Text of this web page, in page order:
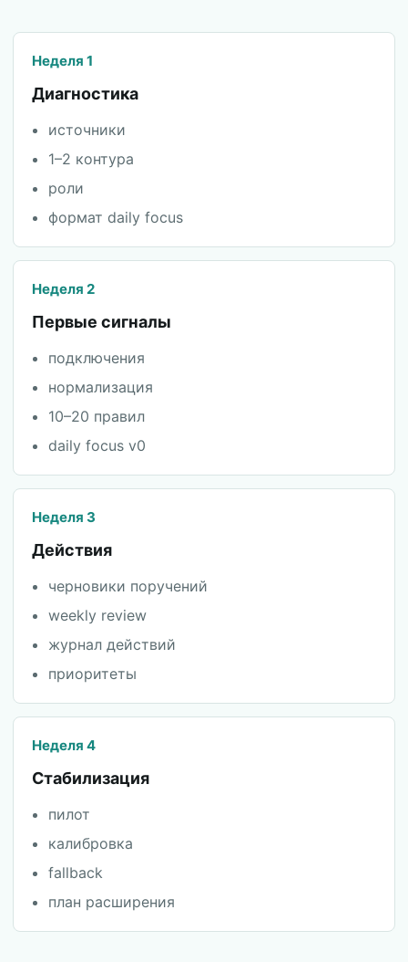
Неделя 1
Диагностика
источники
1–2 контура
роли
формат daily focus
Неделя 2
Первые сигналы
подключения
нормализация
10–20 правил
daily focus v0
Неделя 3
Действия
черновики поручений
weekly review
журнал действий
приоритеты
Неделя 4
Стабилизация
пилот
калибровка
fallback
план расширения